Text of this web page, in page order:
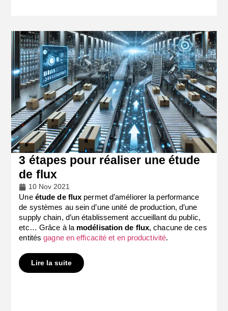
3 étapes pour réaliser une étude
de flux
10 Nov 2021
Uneétude de flux permet d’améliorer la performance
de systèmes au sein d’une unité de production, d’une
supply chain, d’un établissement accueillant du public,
etc… Grâce à la modélisation de flux, chacune de ces
entitésgagne en efficacité et en productivité.
Lire la suite